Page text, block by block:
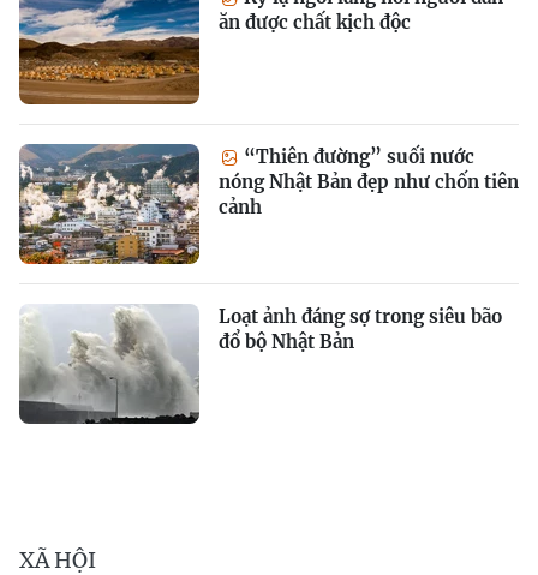
ăn được chất kịch độc
“Thiên đường” suối nước
nóng Nhật Bản đẹp như chốn tiên
cảnh
Loạt ảnh đáng sợ trong siêu bão
đổ bộ Nhật Bản
XÃ HỘI